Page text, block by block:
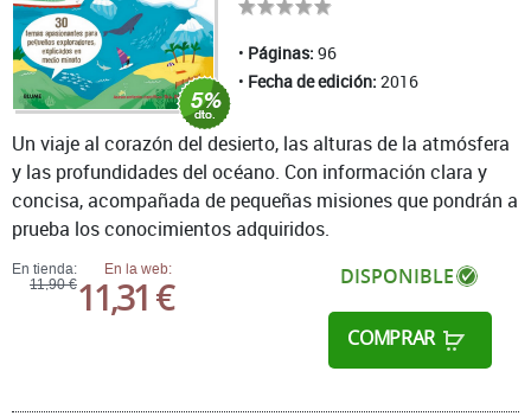
Páginas: 96
Fecha de edición: 2016
En tienda:
11,90 €
En la web:
11,31 € DISPONIBLE
COMPRAR
Un viaje al corazón del desierto, las alturas de la atmósfera
y las profundidades del océano. Con información clara y
concisa, acompañada de pequeñas misiones que pondrán a
prueba los conocimientos adquiridos.